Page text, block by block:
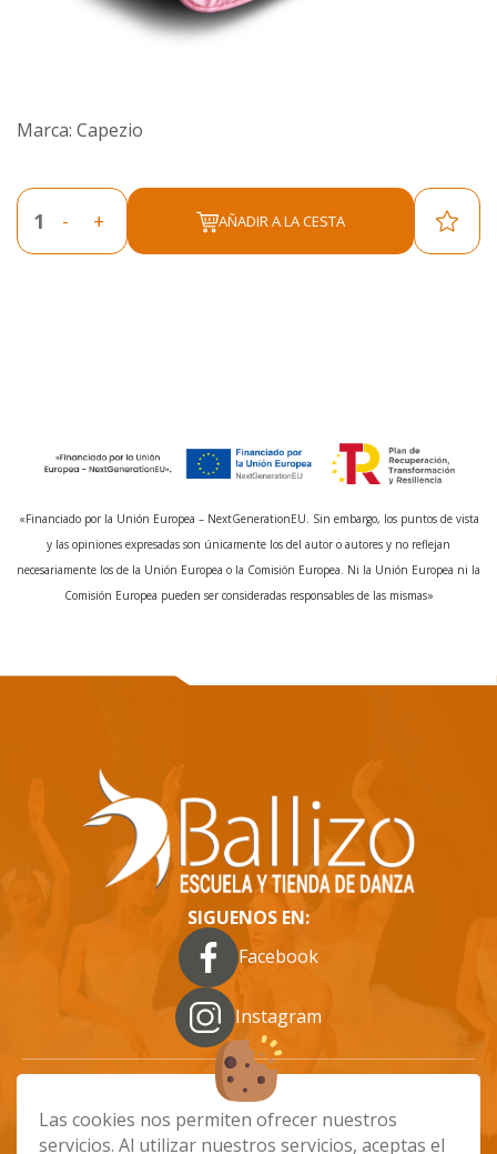
Las cookies nos permiten ofrecer nuestros
servicios. Al utilizar nuestros servicios, aceptas el
Marca: Capezio
- + AÑADIR A LA CESTA
«Financiado por la Unión Europea – NextGenerationEU. Sin embargo, los puntos de vista
y las opiniones expresadas son únicamente los del autor o autores y no reflejan
necesariamente los de la Unión Europea o la Comisión Europea. Ni la Unión Europea ni la
Comisión Europea pueden ser consideradas responsables de las mismas»
SIGUENOS EN:
Facebook
Instagram
info@ballizo.es
661 48 68 89